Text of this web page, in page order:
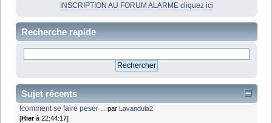
INSCRIPTION AU FORUM ALARME cliquez ici
Recherche rapide
Sujet récents
lcomment se faire peser ... par Lavandula2
[Hierà 22:44:17]